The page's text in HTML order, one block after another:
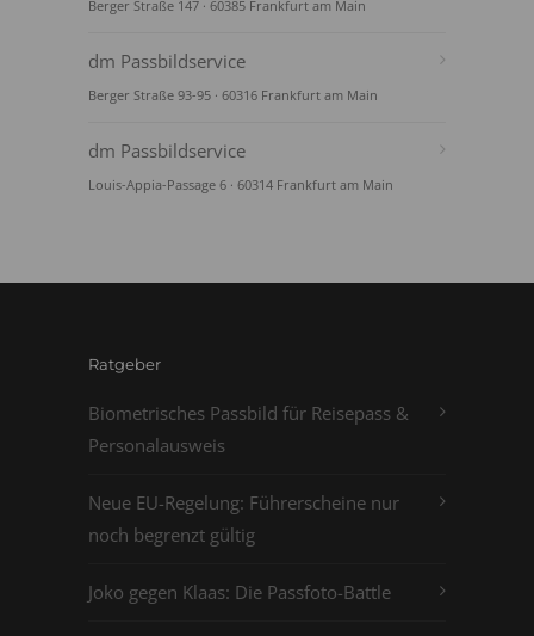
Berger Straße 147 · 60385 Frankfurt am Main
dm Passbildservice
Berger Straße 93-95 · 60316 Frankfurt am Main
dm Passbildservice
Louis-Appia-Passage 6 · 60314 Frankfurt am Main
Ratgeber
Biometrisches Passbild für Reisepass &
Personalausweis
Neue EU-Regelung: Führerscheine nur
noch begrenzt gültig
Joko gegen Klaas: Die Passfoto-Battle